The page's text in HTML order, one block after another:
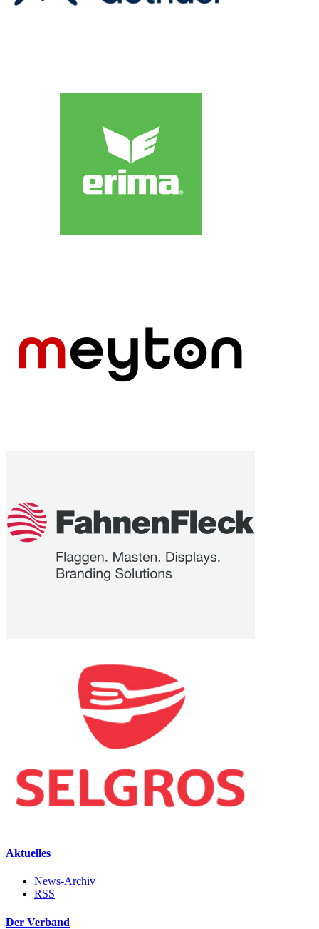
Aktuelles
News-Archiv
RSS
Der Verband